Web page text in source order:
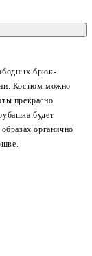
брюк-
Костюм можно
прекрасно
будет
органично